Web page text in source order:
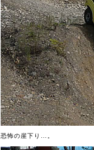
恐怖の崖下り…。